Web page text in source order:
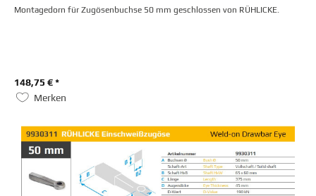
Montagedorn für Zugösenbuchse 50 mm geschlossen von RÜHLICKE.
148,75 € *
Merken